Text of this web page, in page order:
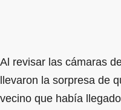
Al revisar las cámaras
llevaron la sorpresa de
vecino que había